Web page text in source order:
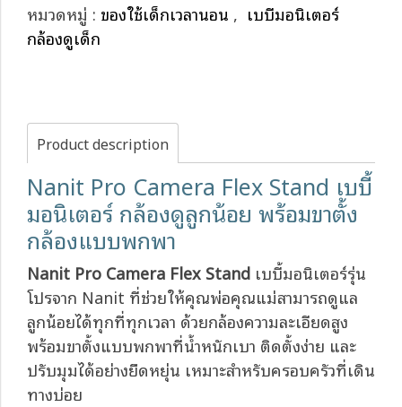
หมวดหมู่ : ของใช้เด็กเวลานอน , เบบี้มอนิเตอร์
กล้องดูเด็ก
Product description
Nanit Pro Camera Flex Stand เบบี้
มอนิเตอร์ กล้องดูลูกน้อย พร้อมขาตั้ง
กล้องแบบพกพา
Nanit Pro Camera Flex Stand เบบี้มอนิเตอร์รุ่น
โปรจาก Nanit ที่ช่วยให้คุณพ่อคุณแม่สามารถดูแล
ลูกน้อยได้ทุกที่ทุกเวลา ด้วยกล้องความละเอียดสูง
พร้อมขาตั้งแบบพกพาที่น้ำหนักเบา ติดตั้งง่าย และ
ปรับมุมได้อย่างยืดหยุ่น เหมาะสำหรับครอบครัวที่เดิน
ทางบ่อย